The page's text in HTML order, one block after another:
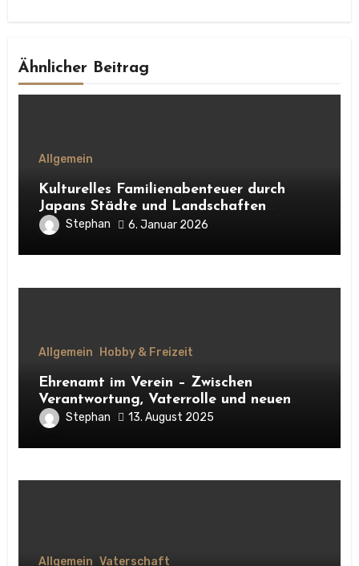
Ähnlicher Beitrag
Allgemein
Kulturelles Familienabenteuer durch
Japans Städte und Landschaften
erlebenStephan 6. Januar 2026
Allgemein Hobby & Freizeit
Ehrenamt im Verein – Zwischen
Verantwortung, Vaterrolle und neuen
Kontakten
Stephan 13. August 2025
Allgemein Vaterschaft